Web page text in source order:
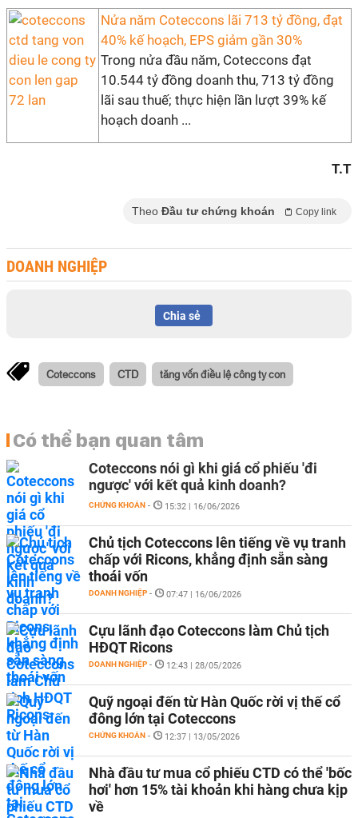
Nửa năm Coteccons lãi 713 tỷ đồng, đạt
40% kế hoạch, EPS giảm gần 30%
Trong nửa đầu năm, Coteccons đạt
10.544 tỷ đồng doanh thu, 713 tỷ đồng
lãi sau thuế; thực hiện lần lượt 39% kế
hoạch doanh ...
T.T
Theo Đầu tư chứng khoán Copy link
DOANH NGHIỆP
Chia sẻ
Coteccons CTD tăng vốn điều lệ công ty con
Có thể bạn quan tâm
Coteccons nói gì khi giá cổ phiếu 'đi
ngược' với kết quả kinh doanh?
CHỨNG KHOÁN - 15:32 | 16/06/2026
Chủ tịch Coteccons lên tiếng về vụ tranh
chấp với Ricons, khẳng định sẵn sàng
thoái vốn
DOANH NGHIỆP - 07:47 | 16/06/2026
Cựu lãnh đạo Coteccons làm Chủ tịch
HĐQT Ricons
DOANH NGHIỆP - 12:43 | 28/05/2026
Quỹ ngoại đến từ Hàn Quốc rời vị thế cổ
đông lớn tại Coteccons
CHỨNG KHOÁN - 12:37 | 13/05/2026
Nhà đầu tư mua cổ phiếu CTD có thể 'bốc
hơi' hơn 15% tài khoản khi hàng chưa kịp
về